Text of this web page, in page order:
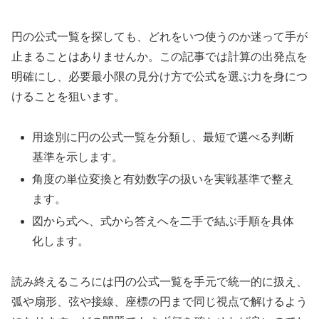
円の公式一覧を探しても、どれをいつ使うのか迷って手が
止まることはありませんか。この記事では計算の出発点を
明確にし、必要最小限の見分け方で公式を選ぶ力を身につ
けることを狙います。
用途別に円の公式一覧を分類し、最短で選べる判断
基準を示します。
角度の単位変換と有効数字の扱いを実戦基準で整え
ます。
図から式へ、式から答えへを二手で結ぶ手順を具体
化します。
読み終えるころには円の公式一覧を手元で統一的に扱え、
弧や扇形、弦や接線、座標の円まで同じ視点で解けるよう